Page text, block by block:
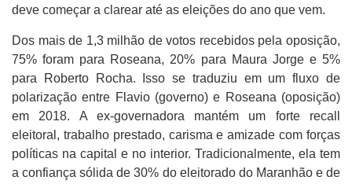
deve começar a clarear até as eleições do ano que vem.
Dos mais de 1,3 milhão de votos recebidos pela oposição,
75% foram para Roseana, 20% para Maura Jorge e 5%
para Roberto Rocha. Isso se traduziu em um fluxo de
polarização entre Flavio (governo) e Roseana (oposição)
em 2018. A ex-governadora mantém um forte recall
eleitoral, trabalho prestado, carisma e amizade com forças
políticas na capital e no interior. Tradicionalmente, ela tem
a confiança sólida de 30% do eleitorado do Maranhão e de